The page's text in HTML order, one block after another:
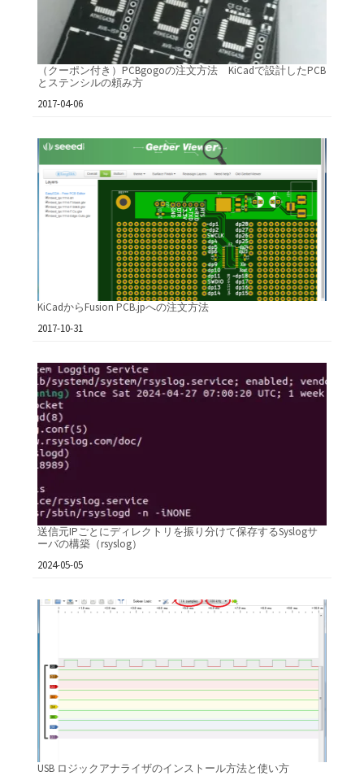
（クーポン付き）PCBgogoの注文方法 KiCadで設計したPCB
とステンシルの頼み方
日付
2017-04-06
KiCadからFusion PCB.jpへの注文方法
日付
2017-10-31
送信元IPごとにディレクトリを振り分けて保存するSyslogサ
ーバの構築（rsyslog）
日付
2024-05-05
USB ロジックアナライザのインストール方法と使い方